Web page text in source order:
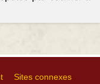
Sites connexes